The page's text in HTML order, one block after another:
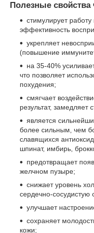
Полезные свойства
стимулирует
эффективность
укрепляет
(повышение
на 35-40%
что позволяет
похудения;
смягчает
результат, замедляет
является
более сильным, чем
славящихся
шпинат, имбирь,
предотвращает
желчном пузыре;
снижает уровень
сердечно-сосудистую
улучшает
сохраняет
кожи;